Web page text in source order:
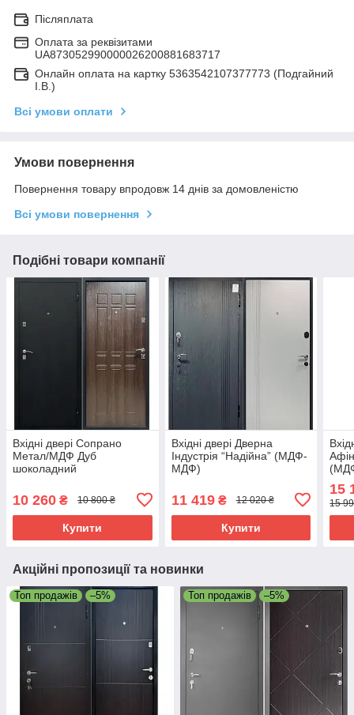
Післяплата
Оплата за реквізитами
UA873052990000026200881683717
Онлайн оплата на картку 5363542107377773 (Подгайний
І.В.)
Всі умови оплати
Умови повернення
Повернення товару впродовж 14 днів за домовленістю
Всі умови повернення
Подібні товари компанії
Вхідні двері Сопрано
Метал/МДФ Дуб
шоколадний
10 260 ₴ 10 800 ₴
Купити
Вхідні двері Дверна
Індустрія “Надійна” (МДФ-
МДФ)
11 419₴ 12 020 ₴
Купити
15
15
Акційні пропозиції та новинки
Топ продажів –5% Топ продажів –5%